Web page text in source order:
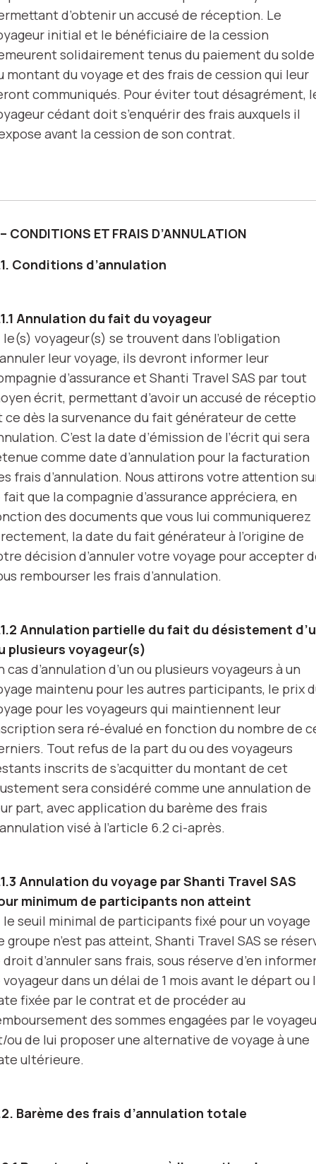
d’obtenir un accusé de réception. Le
initial et le bénéficiaire de la cession
solidairement tenus du paiement du solde
montant du voyage et des frais de cession qui leur
communiqués. Pour éviter tout désagrément,
cédant doit s’enquérir des frais auxquels il
avant la cession de son contrat.
CONDITIONS ET FRAIS D’ANNULATION
Conditions d’annulation
Annulation du fait du voyageur
le(s) voyageur(s) se trouvent dans l’obligation
leur voyage, ils devront informer leur
d’assurance et Shanti Travel SAS par tout
écrit, permettant d’avoir un accusé de
ce dès la survenance du fait générateur de cette
C’est la date d’émission de l’écrit qui sera
comme date d’annulation pour la facturation
frais d’annulation. Nous attirons votre attention
fait que la compagnie d’assurance appréciera, en
des documents que vous lui communiquerez
la date du fait générateur à l’origine de
décision d’annuler votre voyage pour accepter
rembourser les frais d’annulation.
Annulation partielle du fait du désistement
plusieurs voyageur(s)
cas d’annulation d’un ou plusieurs voyageurs à un
maintenu pour les autres participants, le prix
pour les voyageurs qui maintiennent leur
sera ré-évalué en fonction du nombre de
Tout refus de la part du ou des voyageurs
inscrits de s’acquitter du montant de cet
sera considéré comme une annulation de
part, avec application du barème des frais
visé à l’article 6.2 ci-après.
Annulation du voyage par Shanti Travel SAS
minimum de participants non atteint
le seuil minimal de participants fixé pour un voyage
groupe n’est pas atteint, Shanti Travel SAS se
droit d’annuler sans frais, sous réserve d’en
voyageur dans un délai de 1 mois avant le départ ou
fixée par le contrat et de procéder au
des sommes engagées par le
ou de lui proposer une alternative de voyage à une
ultérieure.
Barème des frais d’annulation totale